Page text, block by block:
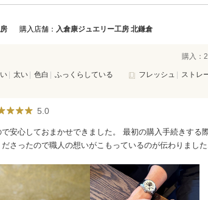
購入店舗： 入倉康ジュエリー工房 北鎌倉
購入：
太い 色白 ふっくらしている フレッシュ ストレ
5.0
安心しておまかせできました。 最初の購入手続きする
さったので職人の想いがこもっているのが伝わりまし